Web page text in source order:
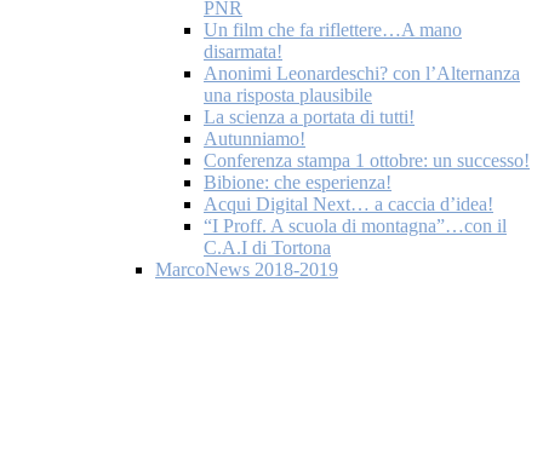
PNR
Un film che fa riflettere…A mano
disarmata!
Anonimi Leonardeschi? con l’Alternanza
una risposta plausibile
La scienza a portata di tutti!
Autunniamo!
Conferenza stampa 1 ottobre: un successo!
Bibione: che esperienza!
Acqui Digital Next… a caccia d’idea!
“I Proff. A scuola di montagna”…con il
C.A.I di Tortona
MarcoNews 2018-2019